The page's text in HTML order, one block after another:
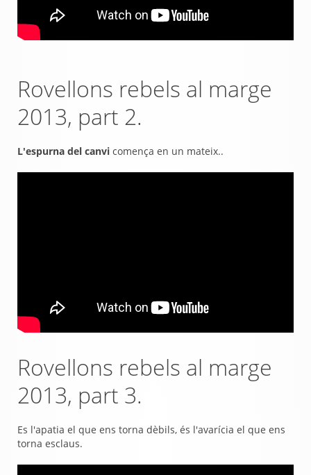
Rovellons rebels al marge
2013, part 2.
L'espurna del canvi comença en un mateix..
Rovellons rebels al marge
2013, part 3.
Es l'apatia el que ens torna dèbils, és l'avarícia el que ens
torna esclaus.